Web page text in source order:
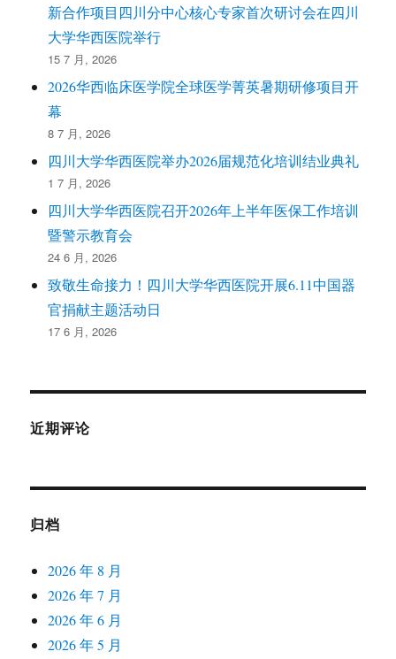
新合作项目四川分中心核心专家首次研讨会在四川
大学华西医院举行
15 7 月, 2026
2026华西临床医学院全球医学菁英暑期研修项目开
幕
8 7 月, 2026
四川大学华西医院举办2026届规范化培训结业典礼
1 7 月, 2026
四川大学华西医院召开2026年上半年医保工作培训
暨警示教育会
24 6 月, 2026
致敬生命接力！四川大学华西医院开展6.11中国器
官捐献主题活动日
17 6 月, 2026
近期评论
归档
2026 年 8 月
2026 年 7 月
2026 年 6 月
2026 年 5 月